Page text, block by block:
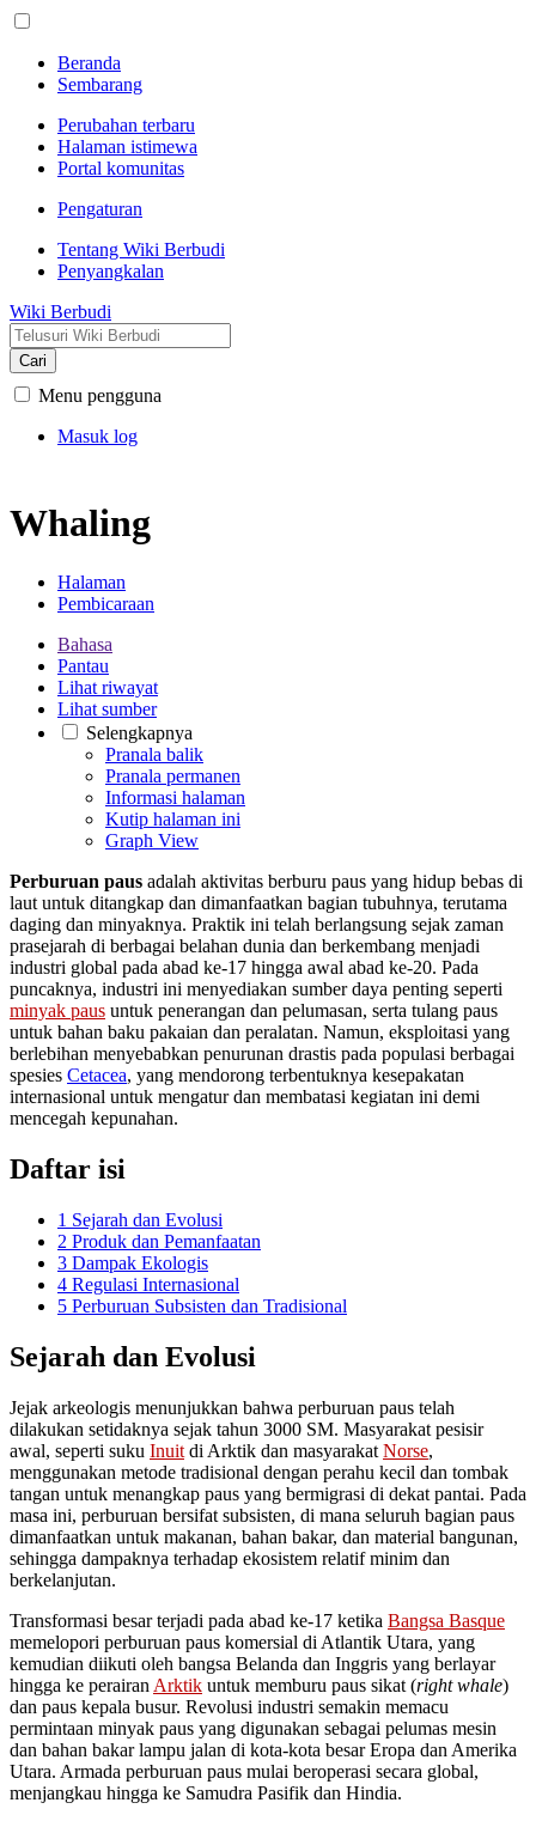
Beranda
Sembarang
Perubahan terbaru
Halaman istimewa
Portal komunitas
Pengaturan
Tentang Wiki Berbudi
Penyangkalan
Wiki Berbudi
Cari
Menu pengguna
Masuk log
Whaling
Halaman
Pembicaraan
Bahasa
Pantau
Lihat riwayat
Lihat sumber
Selengkapnya
Pranala balik
Pranala permanen
Informasi halaman
Kutip halaman ini
Graph View
Perburuan paus adalah aktivitas berburu paus yang hidup bebas di
laut untuk ditangkap dan dimanfaatkan bagian tubuhnya, terutama
daging dan minyaknya. Praktik ini telah berlangsung sejak zaman
prasejarah di berbagai belahan dunia dan berkembang menjadi
industri global pada abad ke-17 hingga awal abad ke-20. Pada
puncaknya, industri ini menyediakan sumber daya penting seperti
minyak paus untuk penerangan dan pelumasan, serta tulang paus
untuk bahan baku pakaian dan peralatan. Namun, eksploitasi yang
berlebihan menyebabkan penurunan drastis pada populasi berbagai
spesies Cetacea, yang mendorong terbentuknya kesepakatan
internasional untuk mengatur dan membatasi kegiatan ini demi
mencegah kepunahan.
Daftar isi
1 Sejarah dan Evolusi
2 Produk dan Pemanfaatan
3 Dampak Ekologis
4 Regulasi Internasional
5 Perburuan Subsisten dan Tradisional
Sejarah dan Evolusi
Jejak arkeologis menunjukkan bahwa perburuan paus telah
dilakukan setidaknya sejak tahun 3000 SM. Masyarakat pesisir
awal, seperti suku Inuit di Arktik dan masyarakat Norse,
menggunakan metode tradisional dengan perahu kecil dan tombak
tangan untuk menangkap paus yang bermigrasi di dekat pantai. Pada
masa ini, perburuan bersifat subsisten, di mana seluruh bagian paus
dimanfaatkan untuk makanan, bahan bakar, dan material bangunan,
sehingga dampaknya terhadap ekosistem relatif minim dan
berkelanjutan.
Transformasi besar terjadi pada abad ke-17 ketika Bangsa Basque
memelopori perburuan paus komersial di Atlantik Utara, yang
kemudian diikuti oleh bangsa Belanda dan Inggris yang berlayar
hingga ke perairan Arktik untuk memburu paus sikat (right whale)
dan paus kepala busur. Revolusi industri semakin memacu
permintaan minyak paus yang digunakan sebagai pelumas mesin
dan bahan bakar lampu jalan di kota-kota besar Eropa dan Amerika
Utara. Armada perburuan paus mulai beroperasi secara global,
menjangkau hingga ke Samudra Pasifik dan Hindia.